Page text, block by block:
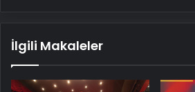
İlgili Makaleler